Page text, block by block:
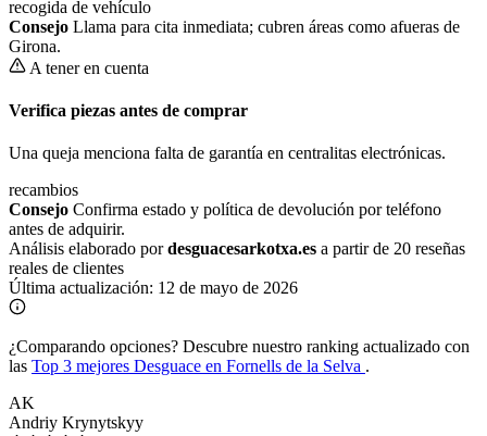
recogida de vehículo
Consejo Llama para cita inmediata; cubren áreas como afueras de
Girona.
A tener en cuenta
Verifica piezas antes de comprar
Una queja menciona falta de garantía en centralitas electrónicas.
recambios
Consejo Confirma estado y política de devolución por teléfono
antes de adquirir.
Análisis elaborado pordesguacesarkotxa.es a partir de 20 reseñas
reales de clientes
Última actualización: 12 de mayo de 2026
¿Comparando opciones? Descubre nuestro ranking actualizado con
las Top 3 mejores Desguace en Fornells de la Selva .
AK
Andriy Krynytskyy